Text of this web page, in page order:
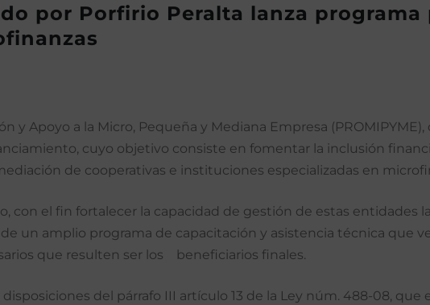
por Porfirio Peralta lanza
y Apoyo a la Micro, Pequeña y Mediana Empresa
cuyo objetivo consiste en fomentar la inclusión
de cooperativas e instituciones especializadas en
con el fin fortalecer la capacidad de gestión de estas
un amplio programa de capacitación y asistencia técnica que
que resulten ser los beneficiarios finales.
del párrafo III artículo 13 de la Ley núm. 488-08,